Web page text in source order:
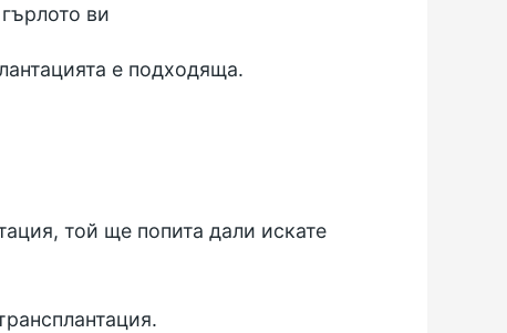
ви
е подходяща.
той ще попита дали искате